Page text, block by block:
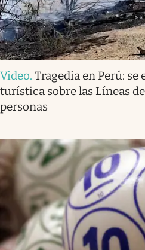
Video. Tragedia en Perú:
turística sobre las Líneas
personas